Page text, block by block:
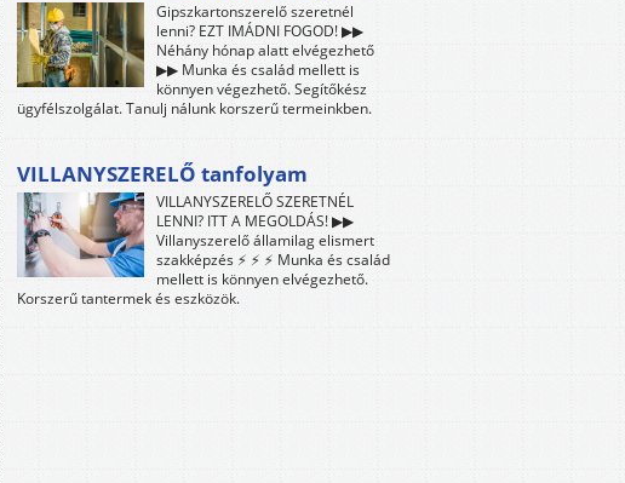
Gipszkartonszerelő szeretnél
lenni? EZT IMÁDNI FOGOD! ▶▶
Néhány hónap alatt elvégezhető
▶▶ Munka és család mellett is
könnyen végezhető. Segítőkész
ügyfélszolgálat. Tanulj nálunk korszerű termeinkben.
VILLANYSZERELŐ tanfolyam
VILLANYSZERELŐ SZERETNÉL
LENNI? ITT A MEGOLDÁS! ▶▶
Villanyszerelő államilag elismert
szakképzés ⚡ ⚡ ⚡ Munka és család
mellett is könnyen elvégezhető.
Korszerű tantermek és eszközök.